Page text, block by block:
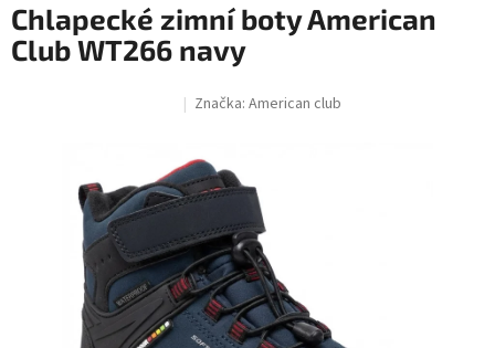
Chlapecké zimní boty American
Club WT266 navy
Značka: American club